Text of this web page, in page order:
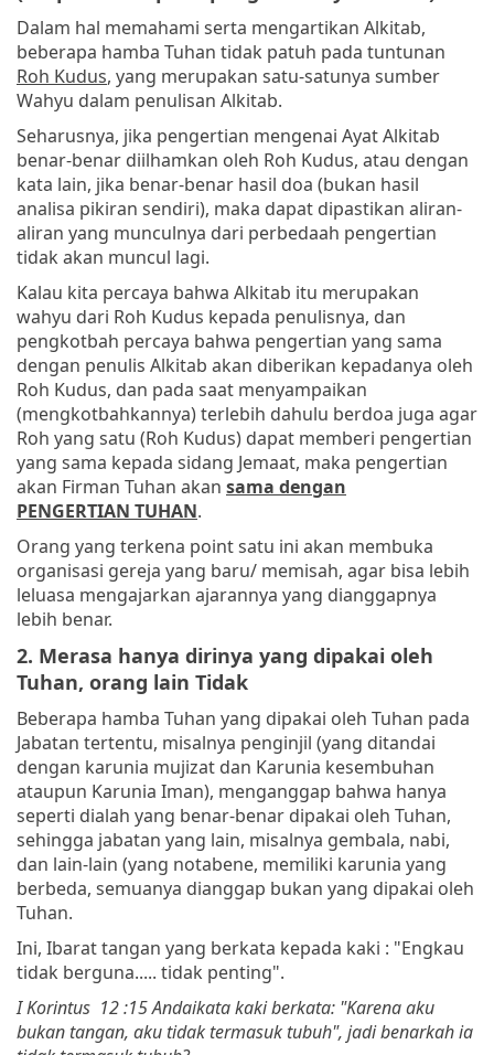
Dalam hal memahami serta mengartikan Alkitab,
beberapa hamba Tuhan tidak patuh pada tuntunan
Roh Kudus, yang merupakan satu-satunya sumber
Wahyu dalam penulisan Alkitab.
Seharusnya, jika pengertian mengenai Ayat Alkitab
benar-benar diilhamkan oleh Roh Kudus, atau dengan
kata lain, jika benar-benar hasil doa (bukan hasil
analisa pikiran sendiri), maka dapat dipastikan aliran-
aliran yang munculnya dari perbedaah pengertian
tidak akan muncul lagi.
Kalau kita percaya bahwa Alkitab itu merupakan
wahyu dari Roh Kudus kepada penulisnya, dan
pengkotbah percaya bahwa pengertian yang sama
dengan penulis Alkitab akan diberikan kepadanya oleh
Roh Kudus, dan pada saat menyampaikan
(mengkotbahkannya) terlebih dahulu berdoa juga agar
Roh yang satu (Roh Kudus) dapat memberi pengertian
yang sama kepada sidang Jemaat, maka pengertian
akan Firman Tuhan akan sama dengan
PENGERTIAN TUHAN.
Orang yang terkena point satu ini akan membuka
organisasi gereja yang baru/ memisah, agar bisa lebih
leluasa mengajarkan ajarannya yang dianggapnya
lebih benar.
2. Merasa hanya dirinya yang dipakai oleh
Tuhan, orang lain Tidak
Beberapa hamba Tuhan yang dipakai oleh Tuhan pada
Jabatan tertentu, misalnya penginjil (yang ditandai
dengan karunia mujizat dan Karunia kesembuhan
ataupun Karunia Iman), menganggap bahwa hanya
seperti dialah yang benar-benar dipakai oleh Tuhan,
sehingga jabatan yang lain, misalnya gembala, nabi,
dan lain-lain (yang notabene, memiliki karunia yang
berbeda, semuanya dianggap bukan yang dipakai oleh
Tuhan.
Ini, Ibarat tangan yang berkata kepada kaki : "Engkau
tidak berguna..... tidak penting".
I Korintus 12 :15 Andaikata kaki berkata: "Karena aku
bukan tangan, aku tidak termasuk tubuh", jadi benarkah ia